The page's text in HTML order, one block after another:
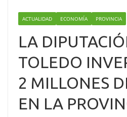
ACTUALIDAD ECONOMÍA PROVINCIA
LA
TOLEDO
2 MILLONES
EN LA